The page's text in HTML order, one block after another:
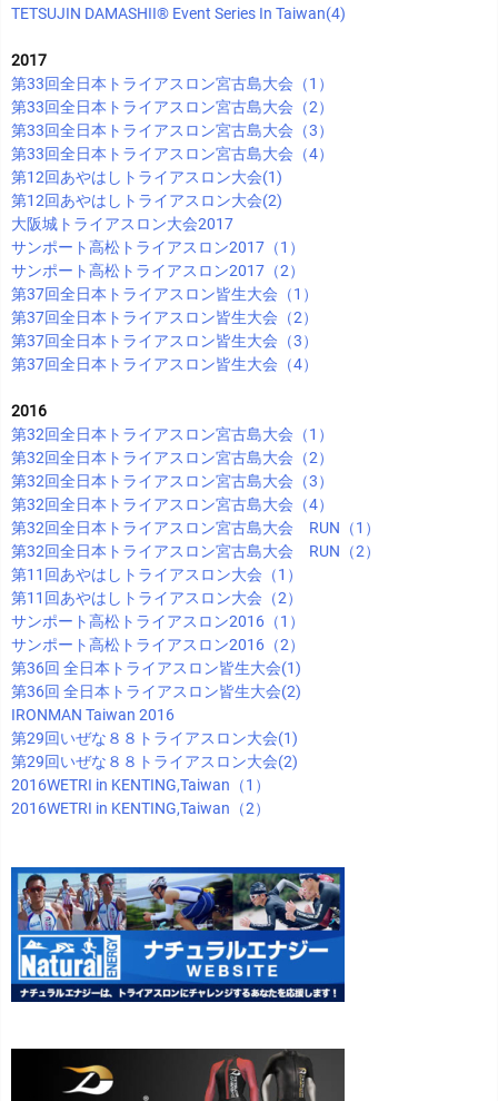
TETSUJIN DAMASHII®︎ Event Series In Taiwan(4)
2017
第33回全日本トライアスロン宮古島大会（1）
第33回全日本トライアスロン宮古島大会（2）
第33回全日本トライアスロン宮古島大会（3）
第33回全日本トライアスロン宮古島大会（4）
第12回あやはしトライアスロン大会(1)
第12回あやはしトライアスロン大会(2)
大阪城トライアスロン大会2017
サンポート高松トライアスロン2017（1）
サンポート高松トライアスロン2017（2）
第37回全日本トライアスロン皆生大会（1）
第37回全日本トライアスロン皆生大会（2）
第37回全日本トライアスロン皆生大会（3）
第37回全日本トライアスロン皆生大会（4）
2016
第32回全日本トライアスロン宮古島大会（1）
第32回全日本トライアスロン宮古島大会（2）
第32回全日本トライアスロン宮古島大会（3）
第32回全日本トライアスロン宮古島大会（4）
第32回全日本トライアスロン宮古島大会 RUN（1）
第32回全日本トライアスロン宮古島大会 RUN（2）
第11回あやはしトライアスロン大会（1）
第11回あやはしトライアスロン大会（2）
サンポート高松トライアスロン2016（1）
サンポート高松トライアスロン2016（2）
第36回 全日本トライアスロン皆生大会(1)
第36回 全日本トライアスロン皆生大会(2)
IRONMAN Taiwan 2016
第29回いぜな８８トライアスロン大会(1)
第29回いぜな８８トライアスロン大会(2)
2016WETRI in KENTING,Taiwan（1）
2016WETRI in KENTING,Taiwan（2）